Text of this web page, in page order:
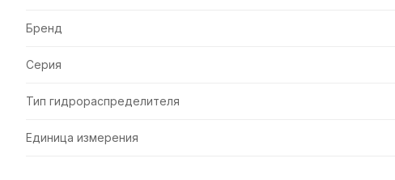
Бренд
Серия
Тип гидрораспределителя
Единица измерения